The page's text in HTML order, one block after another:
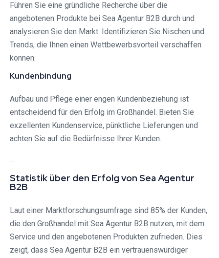
Führen Sie eine gründliche Recherche über die
angebotenen Produkte bei Sea Agentur B2B durch und
analysieren Sie den Markt. Identifizieren Sie Nischen und
Trends, die Ihnen einen Wettbewerbsvorteil verschaffen
können.
Kundenbindung
Aufbau und Pflege einer engen Kundenbeziehung ist
entscheidend für den Erfolg im Großhandel. Bieten Sie
exzellenten Kundenservice, pünktliche Lieferungen und
achten Sie auf die Bedürfnisse Ihrer Kunden.
…
Statistik über den Erfolg von Sea Agentur
B2B
Laut einer Marktforschungsumfrage sind 85% der Kunden,
die den Großhandel mit Sea Agentur B2B nutzen, mit dem
Service und den angebotenen Produkten zufrieden. Dies
zeigt, dass Sea Agentur B2B ein vertrauenswürdiger